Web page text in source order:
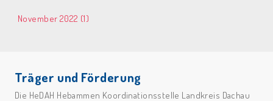
November 2022 (1)
Träger und Förderung
Die HeDAH Hebammen Koordinationsstelle Landkreis Dachau